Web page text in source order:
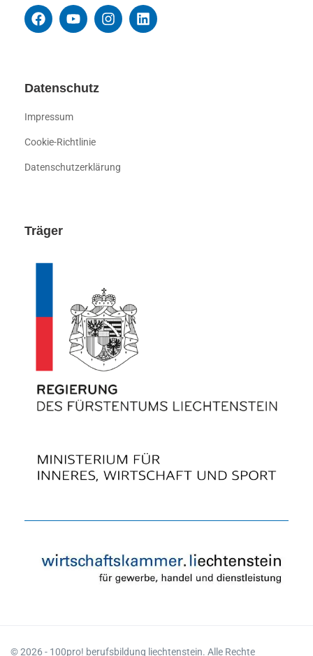
Datenschutz
Impressum
Cookie-Richtlinie
Datenschutzerklärung
Träger
© 2026 - 100pro! berufsbildung liechtenstein. Alle Rechte